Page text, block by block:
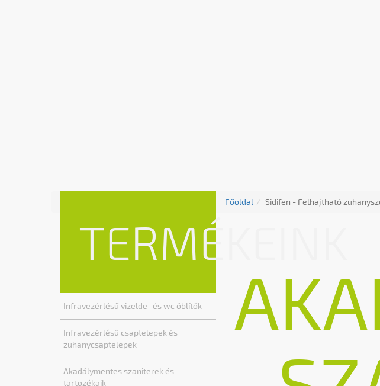
TERMÉKEINK
Infravezérlésű vizelde- és wc öblítők
Infravezérlésű csaptelepek és
zuhanycsaptelepek
Akadálymentes szaniterek és
tartozékaik
Főoldal Sidifen - Felhajtható